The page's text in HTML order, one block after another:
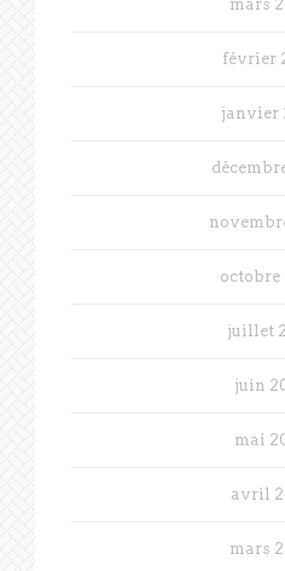
mars
février
janvier
octobre
juillet
juin
mai
avril
mars